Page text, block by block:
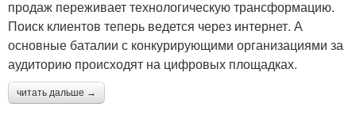
продаж переживает технологическую трансформацию.
Поиск клиентов теперь ведется через интернет. А
основные баталии с конкурирующими организациями за
аудиторию происходят на цифровых площадках.
читать дальше →